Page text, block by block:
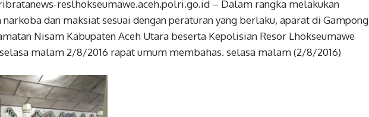
reslhokseumawe.aceh.polri.go.id – Dalam rangka melakukan
dan maksiat sesuai dengan peraturan yang berlaku, aparat di Gampong
Nisam Kabupaten Aceh Utara beserta Kepolisian Resor Lhokseumawe
malam 2/8/2016 rapat umum membahas. selasa malam (2/8/2016)